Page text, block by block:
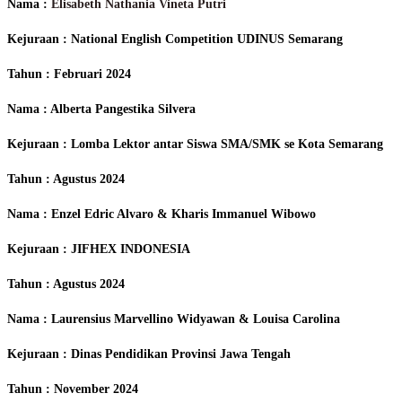
Nama : Elisabeth Nathania Vineta Putri
Kejuraan : National English Competition UDINUS Semarang
Tahun : Februari 2024
Nama : Alberta Pangestika Silvera
Kejuraan : Lomba Lektor antar Siswa SMA/SMK se Kota Semarang
Tahun : Agustus 2024
Nama : Enzel Edric Alvaro & Kharis Immanuel Wibowo
Kejuraan : JIFHEX INDONESIA
Tahun : Agustus 2024
Nama : Laurensius Marvellino Widyawan & Louisa Carolina
Kejuraan : Dinas Pendidikan Provinsi Jawa Tengah
Tahun : November 2024